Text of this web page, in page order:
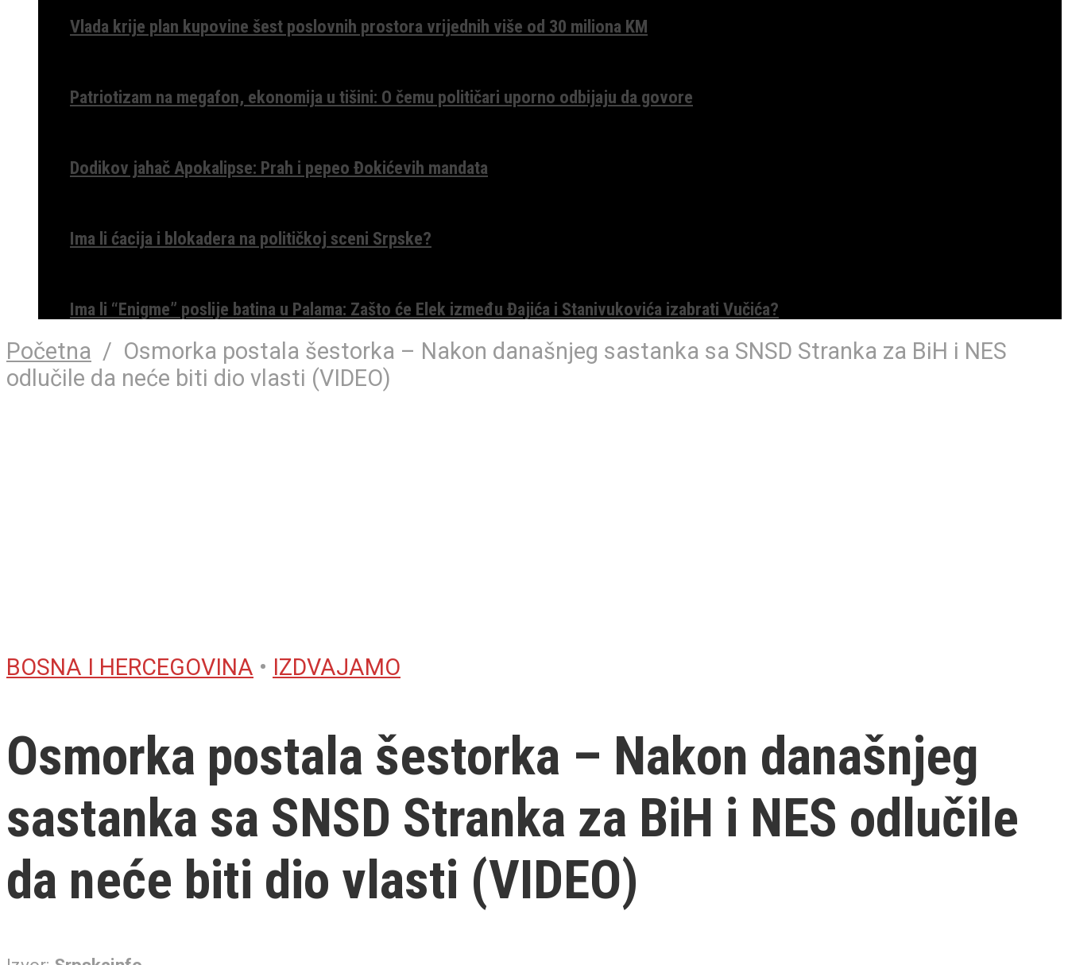
Vlada krije plan kupovine šest poslovnih prostora vrijednih više od 30 miliona KM
Patriotizam na megafon, ekonomija u tišini: O čemu političari uporno odbijaju da govore
Dodikov jahač Apokalipse: Prah i pepeo Đokićevih mandata
Ima li ćacija i blokadera na političkoj sceni Srpske?
Ima li “Enigme” poslije batina u Palama: Zašto će Elek između Đajića i Stanivukovića izabrati Vučića?
Početna / Osmorka postala šestorka – Nakon današnjeg sastanka sa SNSD Stranka za BiH i NES
odlučile da neće biti dio vlasti (VIDEO)
BOSNA I HERCEGOVINA • IZDVAJAMO
Osmorka postala šestorka – Nakon današnjeg
sastanka sa SNSD Stranka za BiH i NES odlučile
da neće biti dio vlasti (VIDEO)